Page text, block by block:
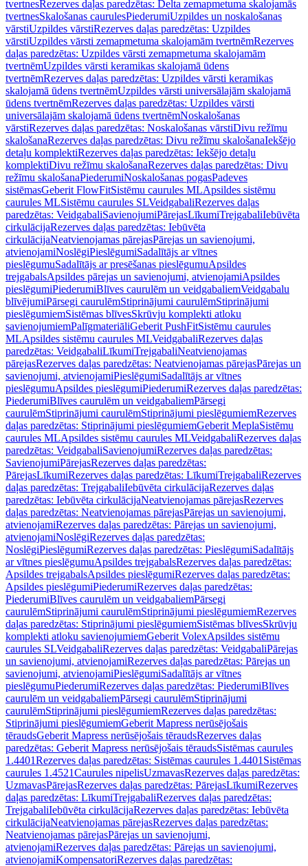
tvertnesRezerves daļas paredzētas: Delta zemapmetuma skalojamās
tvertnesSkalošanas caurulesPiederumiUzpildes un noskalošanas
vārstiUzpildes vārstiRezerves daļas paredzētas: Uzpildes
vārstiUzpildes vārsti zemapmetuma skalojamām tvertnēmRezerves
daļas paredzētas: Uzpildes vārsti zemapmetuma skalojamām
tvertnēmUzpildes vārsti keramikas skalojamā ūdens
tvertnēmRezerves daļas paredzētas: Uzpildes vārsti keramikas
skalojamā ūdens tvertnēmUzpildes vārsti universālajām skalojamā
ūdens tvertnēmRezerves daļas paredzētas: Uzpildes vārsti
universālajām skalojamā ūdens tvertnēmNoskalošanas
vārstiRezerves daļas paredzētas: Noskalošanas vārstiDivu režīmu
skalošanaRezerves daļas paredzētas: Divu režīmu skalošanaIekšējo
detaļu komplektiRezerves daļas paredzētas: Iekšējo detaļu
komplektiDivu režīmu skalošanaRezerves daļas paredzētas: Divu
režīmu skalošanaPiederumiNoskalošanas pogasPadeves
sistēmasGeberit FlowFitSistēmu caurules MLApsildes sistēmu
caurules MLSistēmu caurules SLVeidgabaliRezerves daļas
paredzētas: VeidgabaliSavienojumiPārejasLīkumiTrejgabaliIebūvēta
cirkulācijaRezerves daļas paredzētas: Iebūvēta
cirkulācijaNeatvienojamas pārejasPārejas un savienojumi,
atvienojamiNoslēgiPieslēgumiSadalītājs ar vītnes
pieslēgumuSadalītājs ar presēšanas pieslēgumuApsildes
trejgabalsApsildes pārejas un savienojumi, atvienojamiApsildes
pieslēgumiPiederumiBlīves caurulēm un veidgabaliemVeidgabalu
blīvējumiPārsegi caurulēmStiprinājumi caurulēmStiprinājumi
pieslēgumiemSistēmas blīvesSkrūvju komplekti atloku
savienojumiemPalīgmateriāliGeberit PushFitSistēmu caurules
MLApsildes sistēmu caurules MLVeidgabaliRezerves daļas
paredzētas: VeidgabaliLīkumiTrejgabaliNeatvienojamas
pārejasRezerves daļas paredzētas: Neatvienojamas pārejasPārejas un
savienojumi, atvienojamiPieslēgumiSadalītājs ar vītnes
pieslēgumuApsildes pieslēgumiPiederumiRezerves daļas paredzētas:
PiederumiBlīves caurulēm un veidgabaliemPārsegi
caurulēmStiprinājumi caurulēmStiprinājumi pieslēgumiemRezerves
daļas paredzētas: Stiprinājumi pieslēgumiemGeberit MeplaSistēmu
caurules MLApsildes sistēmu caurules MLVeidgabaliRezerves daļas
paredzētas: VeidgabaliSavienojumiRezerves daļas paredzētas:
SavienojumiPārejasRezerves daļas paredzētas:
PārejasLīkumiRezerves daļas paredzētas: LīkumiTrejgabaliRezerves
daļas paredzētas: TrejgabaliIebūvēta cirkulācijaRezerves daļas
paredzētas: Iebūvēta cirkulācijaNeatvienojamas pārejasRezerves
daļas paredzētas: Neatvienojamas pārejasPārejas un savienojumi,
atvienojamiRezerves daļas paredzētas: Pārejas un savienojumi,
atvienojamiNoslēgiRezerves daļas paredzētas:
NoslēgiPieslēgumiRezerves daļas paredzētas: PieslēgumiSadalītājs
ar vītnes pieslēgumuApsildes trejgabalsRezerves daļas paredzētas:
Apsildes trejgabalsApsildes pieslēgumiRezerves daļas paredzētas:
Apsildes pieslēgumiPiederumiRezerves daļas paredzētas:
PiederumiBlīves caurulēm un veidgabaliemPārsegi
caurulēmStiprinājumi caurulēmStiprinājumi pieslēgumiemRezerves
daļas paredzētas: Stiprinājumi pieslēgumiemSistēmas blīvesSkrūvju
komplekti atloku savienojumiemGeberit VolexApsildes sistēmu
caurules SLVeidgabaliRezerves daļas paredzētas: VeidgabaliPārejas
un savienojumi, atvienojamiRezerves daļas paredzētas: Pārejas un
savienojumi, atvienojamiPieslēgumiSadalītājs ar vītnes
pieslēgumuPiederumiRezerves daļas paredzētas: PiederumiBlīves
caurulēm un veidgabaliemPārsegi caurulēmStiprinājumi
caurulēmStiprinājumi pieslēgumiemRezerves daļas paredzētas:
Stiprinājumi pieslēgumiemGeberit Mapress nerūsējošais
tēraudsGeberit Mapress nerūsējošais tēraudsRezerves daļas
paredzētas: Geberit Mapress nerūsējošais tēraudsSistēmas caurules
1.4401Rezerves daļas paredzētas: Sistēmas caurules 1.4401 Sistēmas
caurules 1.4521Caurules nipelisUzmavasRezerves daļas paredzētas:
UzmavasPārejasRezerves daļas paredzētas: PārejasLīkumiRezerves
daļas paredzētas: LīkumiTrejgabaliRezerves daļas paredzētas:
TrejgabaliIebūvēta cirkulācijaRezerves daļas paredzētas: Iebūvēta
cirkulācijaNeatvienojamas pārejasRezerves daļas paredzētas:
Neatvienojamas pārejasPārejas un savienojumi,
atvienojamiRezerves daļas paredzētas: Pārejas un savienojumi,
atvienojamiKompensatoriRezerves daļas paredzētas: